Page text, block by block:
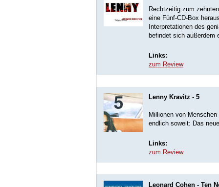
Rechtzeitig zum
eine Fünf-CD-Box
Interpretationen des
befindet sich außerdem
Links:
zum Review
Lenny Kravitz - 5
Millionen von
endlich soweit: Das
Links:
zum Review
Leonard Cohen - Ten